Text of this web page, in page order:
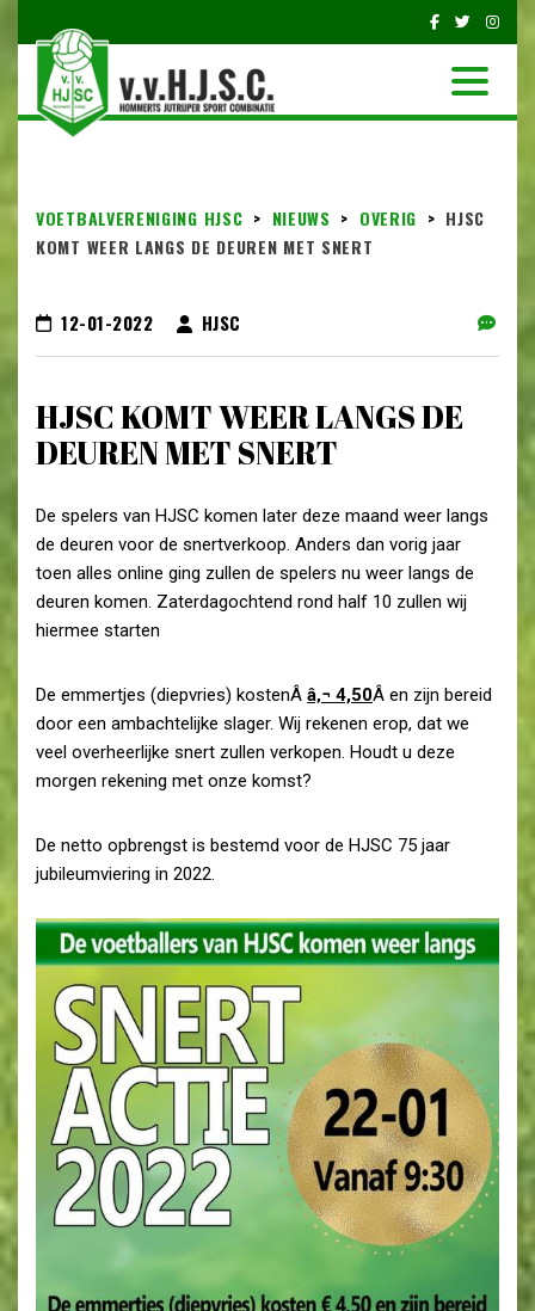
VOETBALVERENIGING HJSC > NIEUWS > OVERIG > HJSC
KOMT WEER LANGS DE DEUREN MET SNERT
12-01-2022 HJSC
HJSC KOMT WEER LANGS DE
DEUREN MET SNERT
De spelers van HJSC komen later deze maand weer langs
de deuren voor de snertverkoop. Anders dan vorig jaar
toen alles online ging zullen de spelers nu weer langs de
deuren komen. Zaterdagochtend rond half 10 zullen wij
hiermee starten
De emmertjes (diepvries) kostenÂ â‚¬ 4,50Â en zijn bereid
door een ambachtelijke slager. Wij rekenen erop, dat we
veel overheerlijke snert zullen verkopen. Houdt u deze
morgen rekening met onze komst?
De netto opbrengst is bestemd voor de HJSC 75 jaar
jubileumviering in 2022.